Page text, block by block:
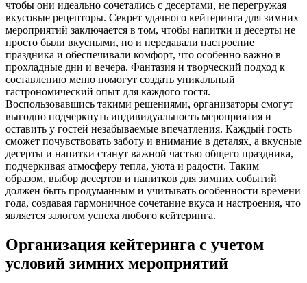
чтобы они идеально сочетались с десертами, не перегружая
вкусовые рецепторы. Секрет удачного кейтеринга для зимних
мероприятий заключается в том, чтобы напитки и десерты не
просто были вкусными, но и передавали настроение
праздника и обеспечивали комфорт, что особенно важно в
прохладные дни и вечера. Фантазия и творческий подход к
составлению меню помогут создать уникальный
гастрономический опыт для каждого гостя.
Воспользовавшись такими решениями, организаторы смогут
выгодно подчеркнуть индивидуальность мероприятия и
оставить у гостей незабываемые впечатления. Каждый гость
сможет почувствовать заботу и внимание в деталях, а вкусные
десерты и напитки станут важной частью общего праздника,
подчеркивая атмосферу тепла, уюта и радости. Таким
образом, выбор десертов и напитков для зимних событий
должен быть продуманным и учитывать особенности времени
года, создавая гармоничное сочетание вкуса и настроения, что
является залогом успеха любого кейтеринга.
Организация кейтеринга с учетом
условий зимних мероприятий